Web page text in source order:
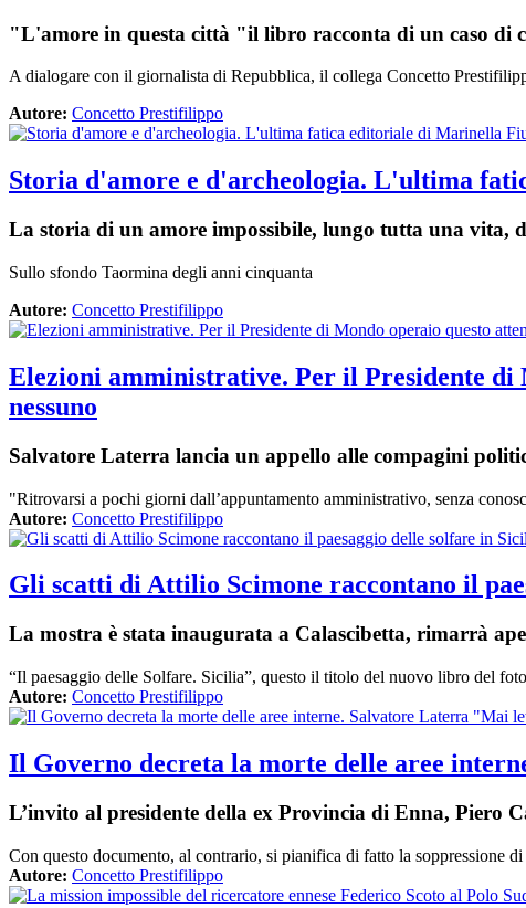
"L'amore in questa città "il libro racconta di un caso di
A dialogare con il giornalista di Repubblica, il collega Concetto
Autore: Concetto Prestifilippo
Storia d'amore e d'archeologia. L'ultima
La storia di un amore impossibile, lungo tutta una vita,
Sullo sfondo Taormina degli anni cinquanta
Autore: Concetto Prestifilippo
Elezioni amministrative. Per il Presidente di
nessuno
Salvatore Laterra lancia un appello alle compagini
"Ritrovarsi a pochi giorni dall’appuntamento amministrativo, senza
Autore: Concetto Prestifilippo
Gli scatti di Attilio Scimone raccontano il
La mostra è stata inaugurata a Calascibetta, rimarrà
“Il paesaggio delle Solfare. Sicilia”, questo il titolo del nuovo libro del
Autore: Concetto Prestifilippo
Il Governo decreta la morte delle aree
L’invito al presidente della ex Provincia di Enna, Piero
Con questo documento, al contrario, si pianifica di fatto la soppressione
Autore: Concetto Prestifilippo